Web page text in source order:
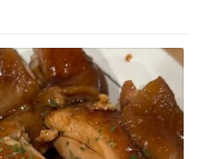
プレイヤ
るが、事故を起こせ